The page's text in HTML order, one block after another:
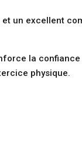
un excellent
la confiance
physique.